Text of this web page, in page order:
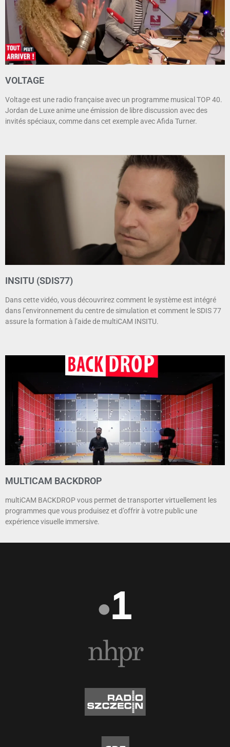
VOLTAGE
Voltage est une radio française avec un programme musical TOP 40.
Jordan de Luxe anime une émission de libre discussion avec des
invités spéciaux, comme dans cet exemple avec Afida Turner.
INSITU (SDIS77)
Dans cette vidéo, vous découvrirez comment le système est intégré
dans l’environnement du centre de simulation et comment le SDIS 77
assure la formation à l’aide de multiCAM INSITU.
MULTICAM BACKDROP
multiCAM BACKDROP vous permet de transporter virtuellement les
programmes que vous produisez et d’offrir à votre public une
expérience visuelle immersive.